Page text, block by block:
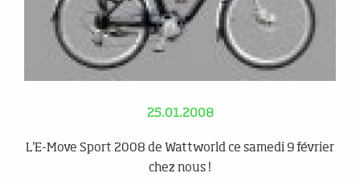
25.01.2008
L'E-Move Sport 2008 de Wattworld ce samedi 9 février
chez nous !